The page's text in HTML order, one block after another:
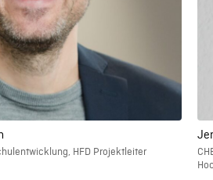
HFD Projektleiter